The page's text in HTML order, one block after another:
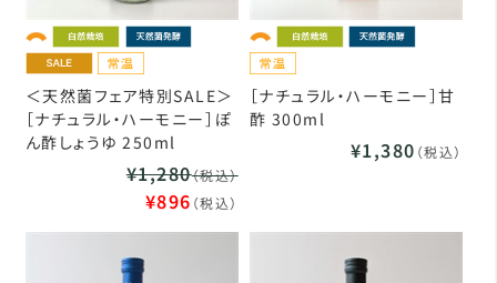
＜天然菌フェア特別SALE＞
［ナチュラル・ハーモニー］ぽ
ん酢しょうゆ 250ml
¥1,280（税込）
¥896 （税込）
［ナチュラル・ハーモニー］甘
酢 300ml
¥1,380 （税込）